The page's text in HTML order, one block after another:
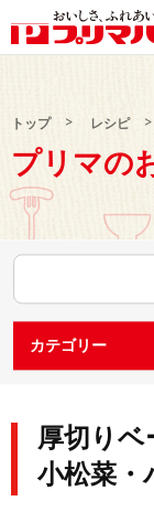
トップ レシピ
プリマの
厚切りベ
小松菜